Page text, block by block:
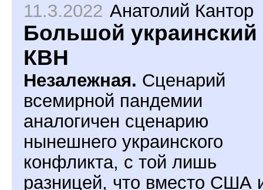
11.3.2022 Анатолий Кантор
Большой украинский
КВН
Незалежная. Сценарий
всемирной пандемии
аналогичен сценарию
нынешнего украинского
конфликта, с той лишь
разницей, что вместо США